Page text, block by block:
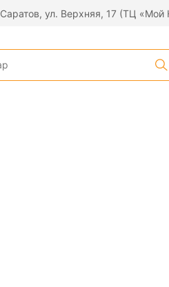
Саратов, ул. Верхняя, 17 (ТЦ «Мой